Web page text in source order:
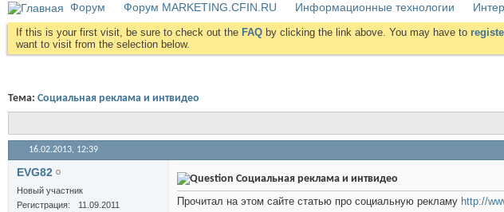
Форум Форум MARKETING.CFIN.RU Информационные технологии
If this is your first visit, be sure to check out the FAQ by clicking the link above. You may have to
want to visit from the selection below.
Тема: Социальная реклама и интвидео
16.02.2013, 12:39
EVG82
Новый участник
Регистрация
11.09.2011
Социальная реклама и интвидео
Прочитал на этом сайте статью про социальную рекламу http://